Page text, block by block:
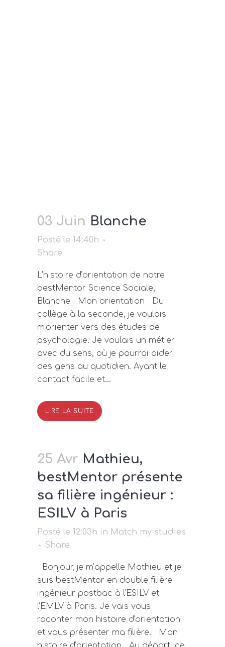
03 Juin Blanche
Posté le 14:40h
Share
L’histoire d’orientation de notre
bestMentor Science Sociale,
Blanche Mon orientation Du
collège à la seconde, je voulais
m’orienter vers des études de
psychologie. Je voulais un métier
avec du sens, où je pourrai aider
des gens au quotidien. Ayant le
contact facile et...
LIRE LA SUITE
25 Avr Mathieu,
bestMentor présente
sa filière ingénieur :
ESILV à Paris
Posté le 12:03h in Match my studies
Share
Bonjour, je m’appelle Mathieu et je
suis bestMentor en double filière
ingénieur postbac à l’ESILV et
l’EMLV à Paris. Je vais vous
raconter mon histoire d’orientation
et vous présenter ma filière. Mon